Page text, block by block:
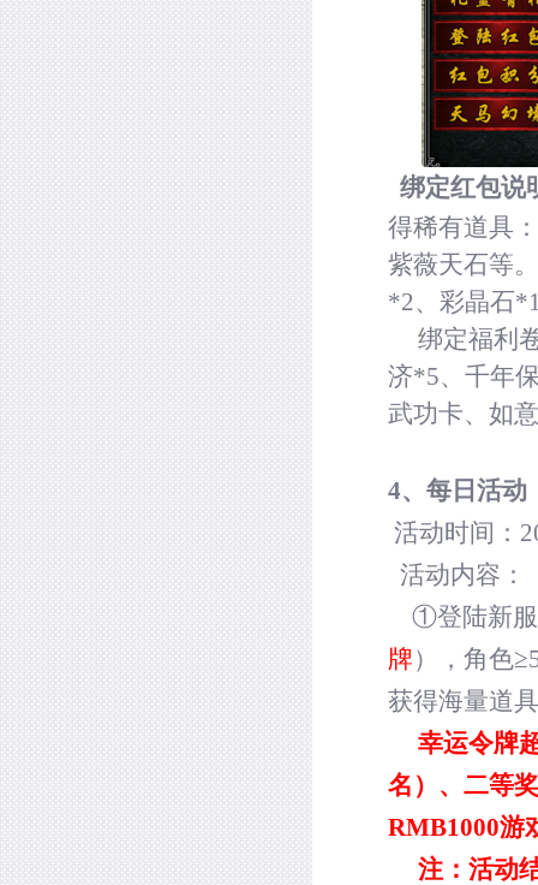
绑定红包说
得稀有道具
紫薇天石等
*2、彩晶石
绑定福利
济*5、千年
武功卡、如
4、每日活动
活动时间：
活动内容：
①登陆新服
牌），角色≥
获得海量道
幸运令牌
名）、二等
RMB1000游
注：活动